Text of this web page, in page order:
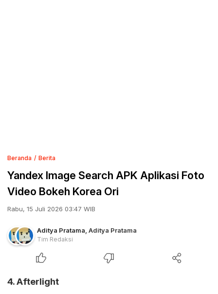
Beranda Berita
Yandex Image Search APK Aplikasi Foto
Video Bokeh Korea Ori
Rabu, 15 Juli 2026 03:47 WIB
Aditya Pratama Aditya Pratama
Tim Redaksi
4. Afterlight